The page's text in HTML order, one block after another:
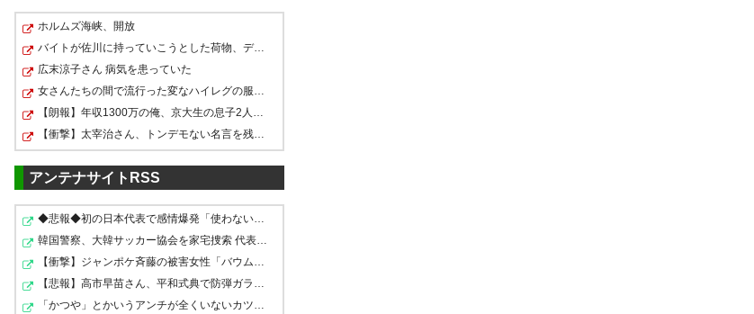
山ノ井ずっとオフサイドのとこ
いて出せない笑
— あひる (quack_3939)2022, 8
月 3
フィールドプレーヤーがキーパ
ーは聞いたことあるけどキーパ
山ノ井がオフサイドラインの先
でボール要求してたシーンはFW
として得点へ拘るプライドを感
じた
— 世界チャンピョン（A）
(NeroBulOsaka)2022, 8月 3
福岡のベンチFP2人しかいなく
てGK山ノ井くんがFPで、しかも
前線でプレーっていう緊急事
ホルムズ海峡、開放
バイトが佐川に持っていこうとした荷物、デスストランデ…
広末涼子さん 病気を患っていた
女さんたちの間で流行った変なハイレグの服の上からズボ…
【朗報】年収1300万の俺、京大生の息子2人育てた結果ｗｗ…
【衝撃】太宰治さん、トンデモない名言を残していた・・…
アンテナサイトRSS
◆悲報◆初の日本代表で感情爆発「使わないんだったら呼ぶ…
韓国警察、大韓サッカー協会を家宅捜索 代表監督選考巡り
【衝撃】ジャンポケ斉藤の被害女性「バウムクーヘン売っ…
【悲報】高市早苗さん、平和式典で防弾ガラスに囲われな…
「かつや」とかいうアンチが全くいないカツ丼屋さんwwyww…